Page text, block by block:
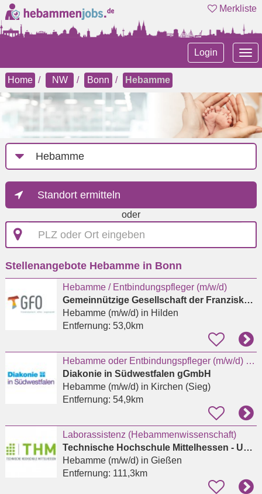
Merkliste
Login
Home NW Bonn Hebamme
Job-
Kategorie
Standort ermitteln
oder
PLZ
oder
eingeben
Stellenangebote Hebamme in Bonn
Hebamme / Entbindungspfleger (m/w/d)
Gemeinnützige Gesellschaft der Franziskanerinnen zu Olpe mbH
Hebamme (m/w/d)in Hilden
Entfernung: 53,0km
Hebamme oder Entbindungspfleger (m/w/d) für das Kreißsaal-Team in Kirchen
Diakonie in Südwestfalen gGmbH
Hebamme (m/w/d)in Kirchen (Sieg)
Entfernung: 54,9km
Laborassistenz (Hebammenwissenschaft)
Technische Hochschule Mittelhessen - University of Applied Sciences - THM Business School
Hebamme (m/w/d)in Gießen
Entfernung: 111,3km